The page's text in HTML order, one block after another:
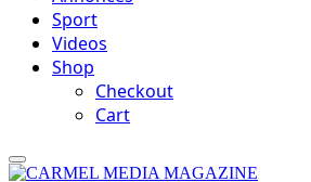
Sport
Videos
Shop
Checkout
Cart